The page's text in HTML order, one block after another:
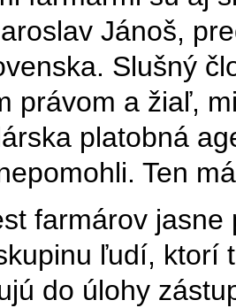
Jánoš,
Slušný
právom a žiaľ,
platobná
Ten
farmárov
ľudí, ktorí
do úlohy